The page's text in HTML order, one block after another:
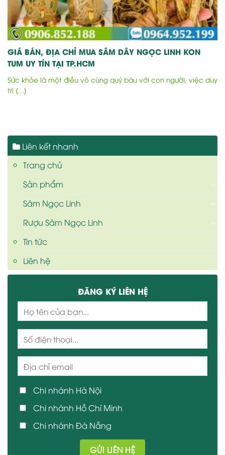
GIÁ BÁN, ĐỊA CHỈ MUA SÂM DÂY NGỌC LINH KON
TUM UY TÍN TẠI TP.HCM
Sức khỏe là một điều vô cùng quý báu với con người, việc duy
trì [...]
Liên kết nhanh
Trang chủ
Sản phẩm
Sâm Ngọc Linh
Rượu Sâm Ngọc Linh
Tin tức
Liên hệ
ĐĂNG KÝ LIÊN HỆ
Chi nhánh Hà Nội
Chi nhánh Hồ Chí Minh
Chi nhánh Đà Nẵng